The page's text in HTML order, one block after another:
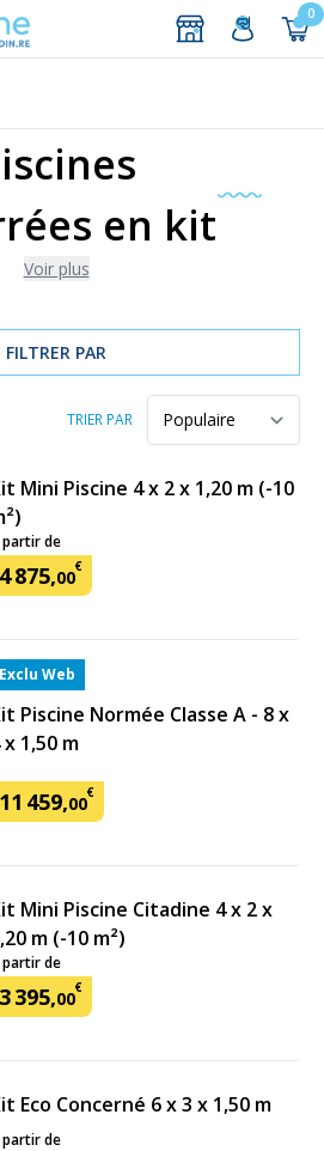
0
en kit
Voir plus
FILTRER PAR
TRIER PAR
Mini Piscine 4 x 2 x 1,20 m (-10
partir de
4875,00€
Exclu Web
Piscine Normée Classe A - 8 x
x 1,50 m
11 459,00€
Mini Piscine Citadine 4 x 2 x
m (-10 m²)
partir de
3395,00€
Eco Concerné 6 x 3 x 1,50 m
partir de